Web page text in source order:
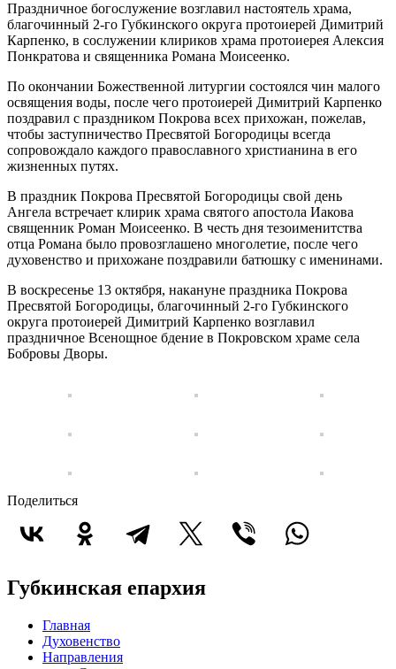
Праздничное богослужение возглавил настоятель храма,
благочинный 2-го Губкинского округа протоиерей Димитрий
Карпенко, в сослужении клириков храма протоиерея Алексия
Понкратова и священника Романа Моисеенко.
По окончании Божественной литургии состоялся чин малого
освящения воды, после чего протоиерей Димитрий Карпенко
поздравил с праздником Покрова всех прихожан, пожелав,
чтобы заступничество Пресвятой Богородицы всегда
сопровождало каждого православного христианина в его
жизненных путях.
В праздник Покрова Пресвятой Богородицы свой день
Ангела встречает клирик храма святого апостола Иакова
священник Роман Моисеенко. В честь дня тезоименитства
отца Романа было провозглашено многолетие, после чего
духовенство и прихожане поздравили батюшку с именинами.
В воскресенье 13 октября, накануне праздника Покрова
Пресвятой Богородицы, благочинный 2-го Губкинского
округа протоиерей Димитрий Карпенко возглавил
праздничное Всенощное бдение в Покровском храме села
Бобровы Дворы.
Поделиться
Губкинская епархия
Главная
Духовенство
Направления